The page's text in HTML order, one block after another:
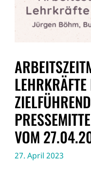
VOM
27. April 2023